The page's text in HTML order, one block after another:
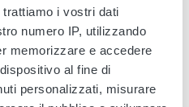
trattiamo i vostri dati
numero IP, utilizzando
memorizzare e accedere
al fine di
personalizzati, misurare